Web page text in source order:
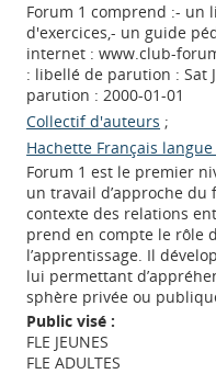
Forum 1 comprend :- un
d'exercices,- un guide
internet : www.club-
: libellé de parution : Sat
parution : 2000-01-01
Collectif d'auteurs ;
Hachette Français
Forum 1 est le premier
un travail d’approche
contexte des relations
prend en compte le rôle
l’apprentissage. Il
lui permettant
sphère privée ou
Public visé :
FLE JEUNES
FLE ADULTES